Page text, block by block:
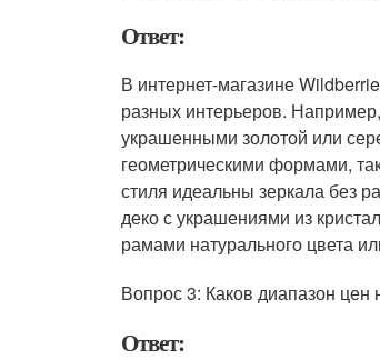
Ответ:
В интернет-магазине
разных интерьеров.
украшенными золотой или
геометрическими формами,
стиля идеальны зеркала без
деко с украшениями из
рамами натурального цвета
Вопрос 3: Каков диапазон
Ответ: